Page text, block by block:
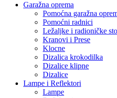
Garažna oprema
Pomoćna garažna
Pomoćni radnici
Ležaljke i radioničke
Kranovi i Prese
Klocne
Dizalica krokodilka
Dizalice klipne
Dizalice
Lampe i Reflektori
Lampe